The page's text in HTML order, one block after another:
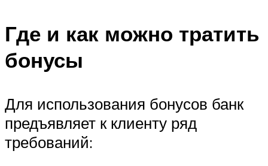
Где и как можно тратить
бонусы
Для использования бонусов банк
предъявляет к клиенту ряд
требований: